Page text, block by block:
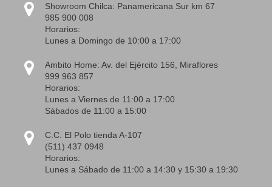
Showroom Chilca: Panamericana Sur km 67
985 900 008
Horarios:
Lunes a Domingo de 10:00 a 17:00
Ambito Home: Av. del Ejército 156, Miraflores
999 963 857
Horarios:
Lunes a Viernes de 11:00 a 17:00
Sábados de 11:00 a 15:00
C.C. El Polo tienda A-107
(511) 437 0948
Horarios:
Lunes a Sábado de 11:00 a 14:30 y 15:30 a 19:30